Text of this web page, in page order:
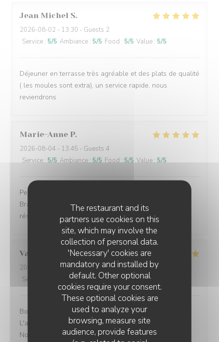
The restaurant and its
partners use cookies on this
site, which may involve the
collection of personal data.
'Necessary' cookies are
mandatory and installed by
default. Other optional
cookies require your consent.
These optional cookies are
used to analyze your
browsing, measure site
audience, provide features
Jean Michel S
2026-08-02 - 13:30 - Guests 2
Service : 5/5 Ambiance : 5/5 Food : 5/5 Value : 5/5
Déjeuner en terrasse très agréable et des plats de qualité
( les moules sont extra), un service rapide, nous
reviendrons
Marie-Anne P
2026-08-04 - 13:45 - Guests 4
Service:5/5 Ambiance:5/5 Food:5/5 Value:5/5
Personnel agréable Les meilleures moules de la baie.
Bravo au personnel de la cuisine. N’oubliez pas de
réserver
Valentin
2026-07-31
- 13:30 - Guests 3
Service
Ambiance: 5 /5 Food :5/5 Value
Bonjour, nous avons passé un excellent moment.
L'accueil fut chaleureux et sympathique. Un vrai plaisir.
Nous avons déjeuné d'excellentes moules marinières